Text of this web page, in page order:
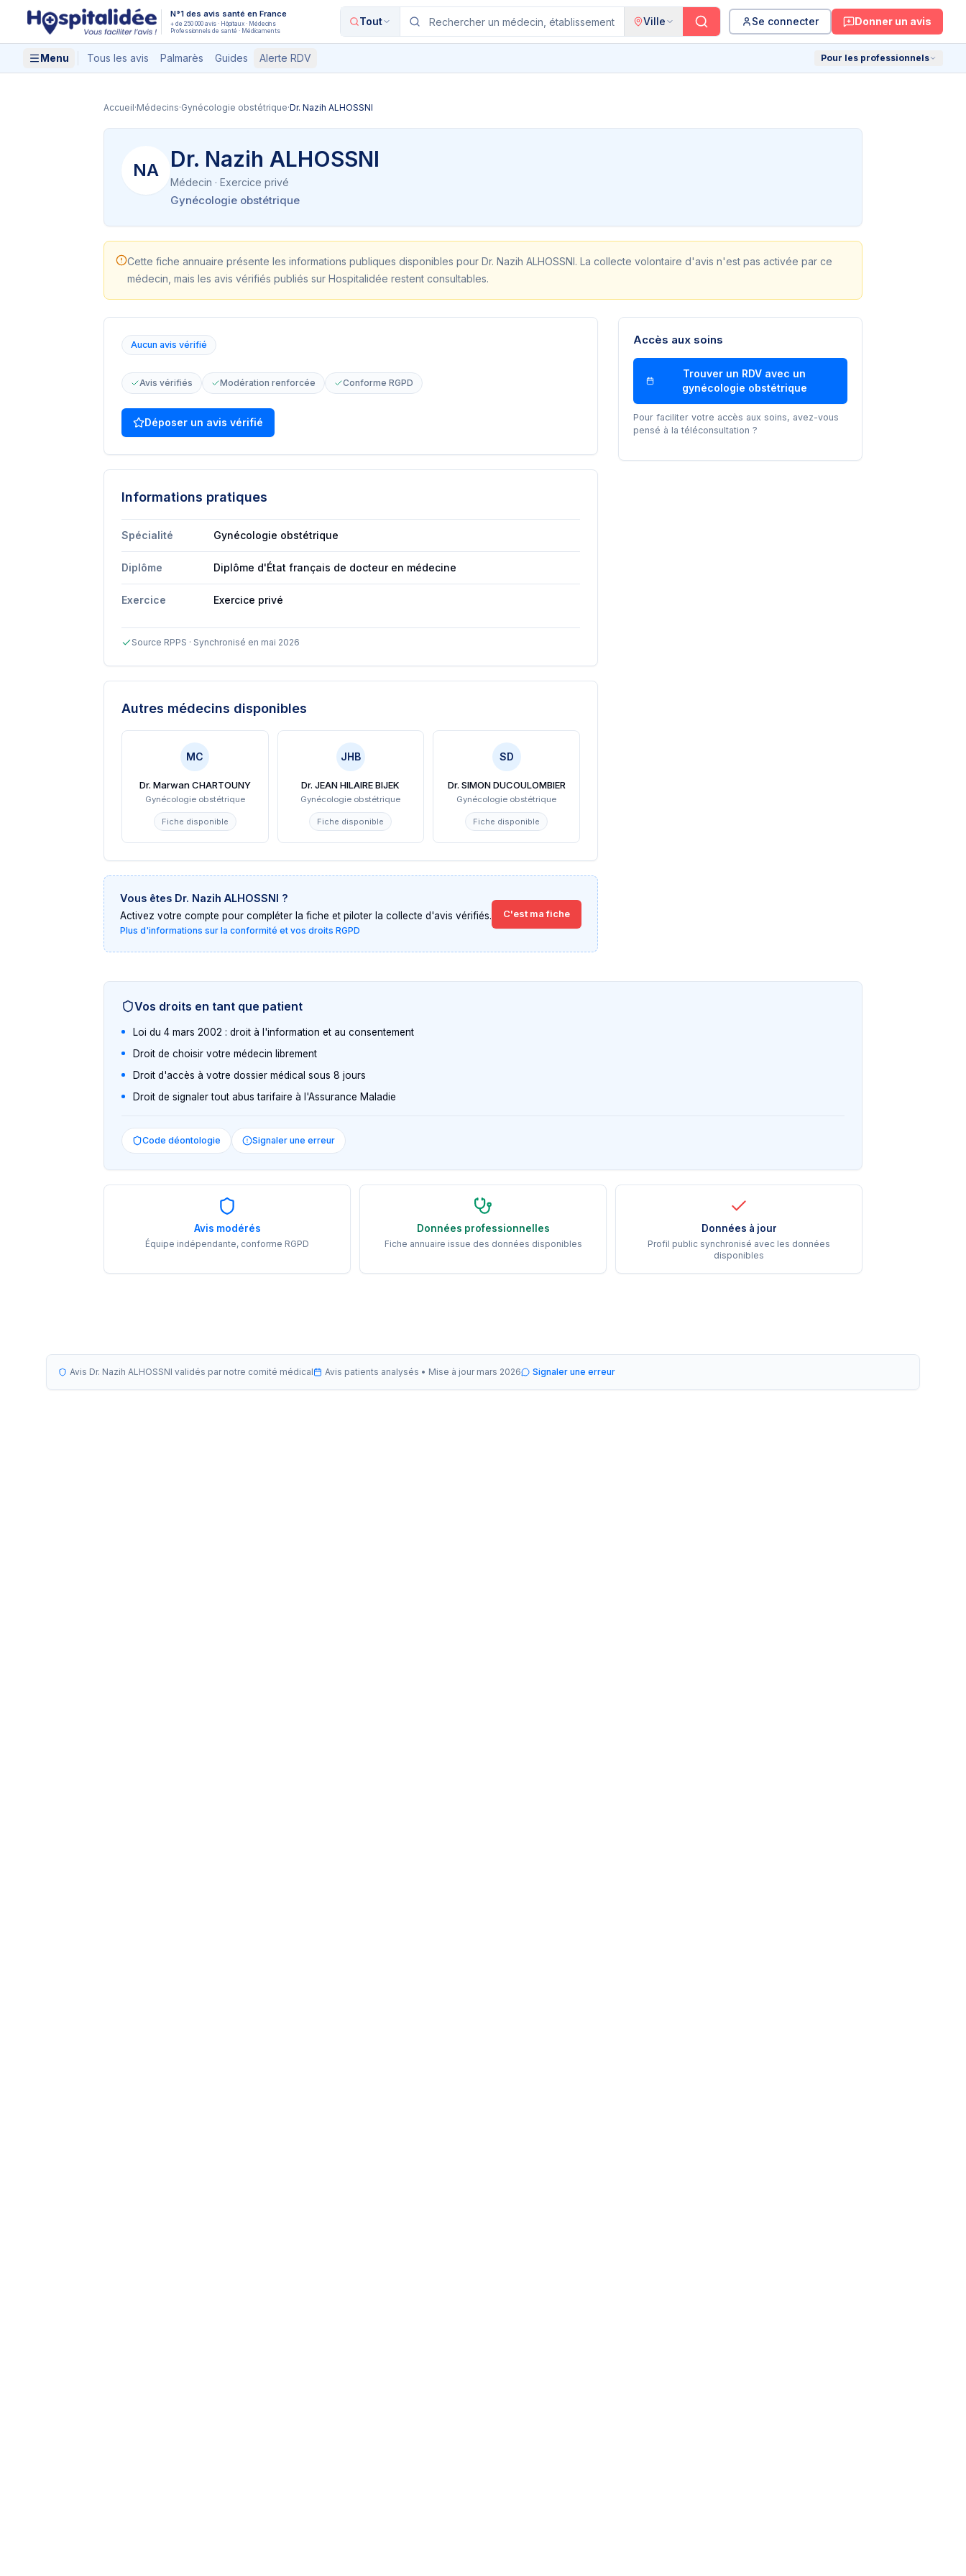
Aller au contenu principal N°1 des avis santé en France
+ de 250 000 avis · Hôpitaux · Médecins
Professionnels de santé · Médicaments
Tout Ville Se connecter Donner un avis
Menu Tous les avis Palmarès Guides Alerte RDV Pour les professionnels
Accueil·Médecins·Gynécologie obstétrique·Dr. Nazih ALHOSSNI
NA Dr. Nazih ALHOSSNI
Médecin · Exercice privé
Gynécologie obstétrique
Cette fiche annuaire présente les informations publiques disponibles pour Dr. Nazih ALHOSSNI. La collecte volontaire d'avis n'est pas activée par ce
médecin, mais les avis vérifiés publiés sur Hospitalidée restent consultables.
Aucun avis vérifié
Avis vérifiés Modération renforcée Conforme RGPD
Déposer un avis vérifié
Informations pratiques
Spécialité Gynécologie obstétrique
Diplôme Diplôme d'État français de docteur en médecine
Exercice Exercice privé
Source RPPS · Synchronisé en mai 2026
Autres médecins disponibles
MC
Dr. Marwan CHARTOUNY
Gynécologie obstétrique
Fiche disponible
JHB
Dr. JEAN HILAIRE BIJEK
Gynécologie obstétrique
Fiche disponible
SD
Dr. SIMON DUCOULOMBIER
Gynécologie obstétrique
Fiche disponible
Vous êtes Dr. Nazih ALHOSSNI ?
Activez votre compte pour compléter la fiche et piloter la collecte d'avis vérifiés.
Plus d'informations sur la conformité et vos droits RGPD
C'est ma fiche
Accès aux soins
Trouver un RDV avec un
gynécologie obstétrique
Pour faciliter votre accès aux soins, avez-vous
pensé à la téléconsultation ?
Vos droits en tant que patient
Loi du 4 mars 2002 : droit à l'information et au consentement
Droit de choisir votre médecin librement
Droit d'accès à votre dossier médical sous 8 jours
Droit de signaler tout abus tarifaire à l'Assurance Maladie
Code déontologie Signaler une erreur
Avis modérés
Équipe indépendante, conforme RGPD
Données professionnelles
Fiche annuaire issue des données disponibles
Données à jour
Profil public synchronisé avec les données
disponibles
Avis Dr. Nazih ALHOSSNI validés par notre comité médical Avis patients analysés • Mise à jour mars 2026 Signaler une erreur